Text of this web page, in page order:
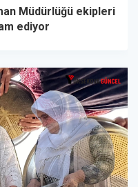
Müdürlüğü ekipleri
ediyor